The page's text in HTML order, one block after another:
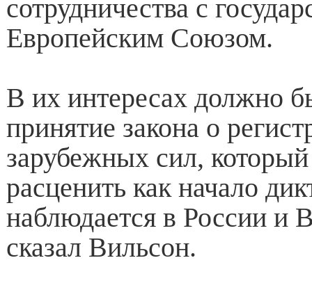
сотрудничества с
Европейским Союзом.
В их интересах должно
принятие закона о
зарубежных сил,
расценить как начало
наблюдается в России и
сказал Вильсон.